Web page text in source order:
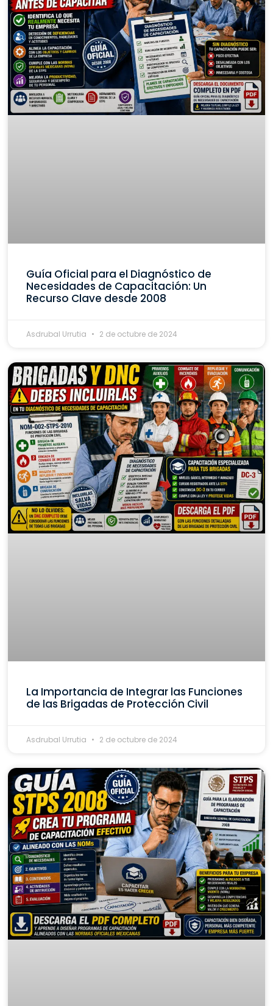
Guía Oficial para el Diagnóstico de
Necesidades de Capacitación: Un
Recurso Clave desde 2008
Asdrubal Urrutia 2 de octubre de 2024
La Importancia de Integrar las Funciones
de las Brigadas de Protección Civil
Asdrubal Urrutia 2 de octubre de 2024